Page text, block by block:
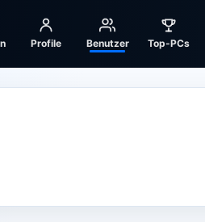
Profile Benutzer Top-PCs